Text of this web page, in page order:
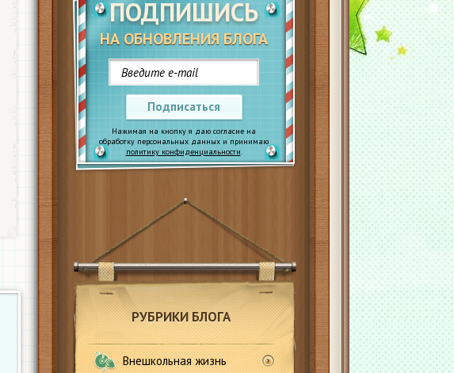
ПОДПИШИСЬ
НА ОБНОВЛЕНИЯ БЛОГА
Подписаться
Нажимая на кнопку я даю согласие на
обработку персональных данных и принимаю
политику конфиденциальности.
РУБРИКИ БЛОГА
Внешкольная жизнь